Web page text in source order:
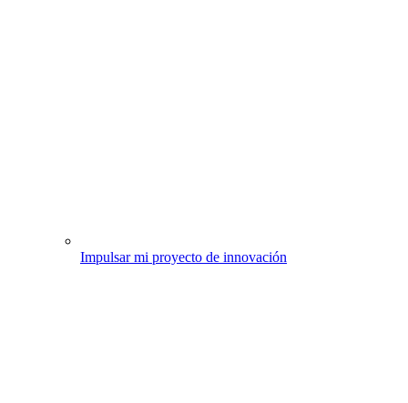
Impulsar mi proyecto de innovación